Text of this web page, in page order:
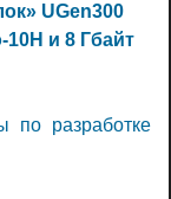
UGen300
10H и 8 Гбайт
по разработке